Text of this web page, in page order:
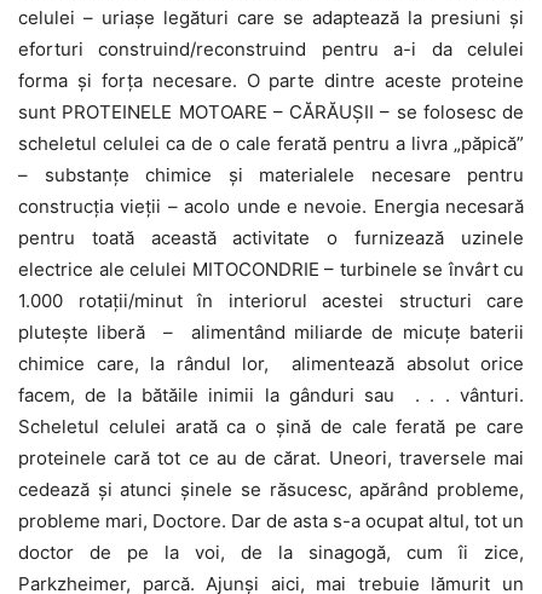
celulei – uriașe legături care se adaptează la presiuni și
eforturi construind/reconstruind pentru a-i da celulei
forma și forța necesare. O parte dintre aceste proteine
sunt PROTEINELE MOTOARE – CĂRĂUȘII – se folosesc de
scheletul celulei ca de o cale ferată pentru a livra „păpică”
– substanțe chimice și materialele necesare pentru
construcția vieții – acolo unde e nevoie. Energia necesară
pentru toată această activitate o furnizează uzinele
electrice ale celulei MITOCONDRIE – turbinele se învârt cu
1.000 rotații/minut în interiorul acestei structuri care
plutește liberă – alimentând miliarde de micuțe baterii
chimice care, la rândul lor, alimentează absolut orice
facem, de la bătăile inimii la gânduri sau . . . vânturi.
Scheletul celulei arată ca o șină de cale ferată pe care
proteinele cară tot ce au de cărat. Uneori, traversele mai
cedează și atunci șinele se răsucesc, apărând probleme,
probleme mari, Doctore. Dar de asta s-a ocupat altul, tot un
doctor de pe la voi, de la sinagogă, cum îi zice,
Parkzheimer, parcă. Ajunși aici, mai trebuie lămurit un